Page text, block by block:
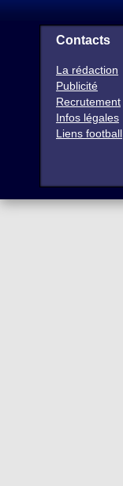
Contacts
La rédaction
Publicité
Recrutement
Infos légales
Liens football